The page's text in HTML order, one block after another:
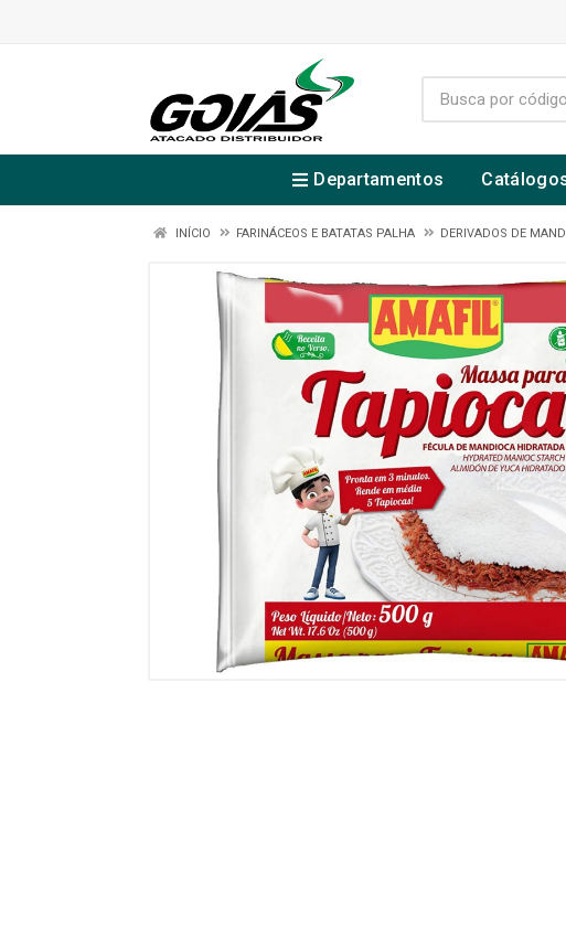
Departamentos
INÍCIO FARINÁCEOS E BATATAS PALHA DERIVADOS DE